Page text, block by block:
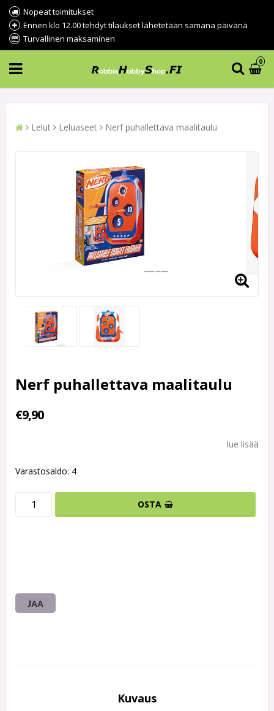
Nopeat toimitukset
Ennen klo 12.00 tehdyt tilaukset lähetetään samana päivänä
Turvallinen maksaminen
0
Lelut Leluaseet Nerf puhallettava maalitaulu
Nerf puhallettava maalitaulu
€9,90
lue lisää
Varastosaldo: 4
OSTA
JAA
Kuvaus